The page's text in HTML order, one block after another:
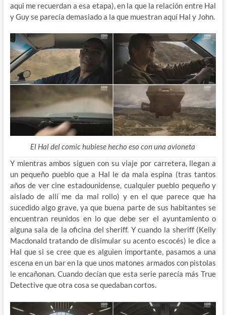
aqui me recuerdan a esa etapa), en la que la relación entre Hal
y Guy se parecía demasiado a la que muestran aquí Hal y John.
El Hal del comic hubiese hecho eso con una avioneta
Y mientras ambos siguen con su viaje por carretera, llegan a
un pequeño pueblo que a Hal le da mala espina (tras tantos
años de ver cine estadounidense, cualquier pueblo pequeño y
aislado de allí me da mal rollo) y en el que parece que ha
sucedido algo grave, ya que buena parte de sus habitantes se
encuentran reunidos en lo que debe ser el ayuntamiento o
alguna sala de la oficina del sheriff. Y cuando la sheriff (Kelly
Macdonald tratando de disimular su acento escocés) le dice a
Hal que si se cree que es alguien importante, pasamos a una
escena en un bar en la que unos matones armados con pistolas
le encañonan. Cuando decían que esta serie parecía más True
Detective que otra cosa se quedaban cortos.